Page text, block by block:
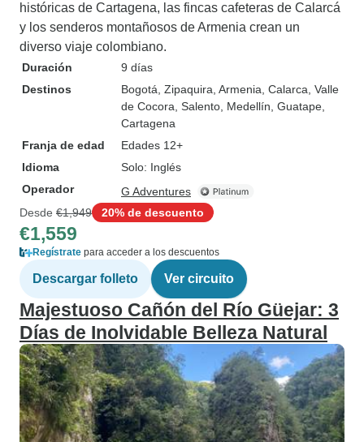
históricas de Cartagena, las fincas cafeteras de Calarcá
y los senderos montañosos de Armenia crean un
diverso viaje colombiano.
Duración
9 días
Destinos
Bogotá , Zipaquira , Armenia , Calarca , Valle
de Cocora , Salento , Medellín , Guatape
Cartagena
Franja de edad
Edades 12+
Idioma
Solo: Inglés
Operador
G Adventures
Desde €1,949 20% de descuento
€1,559
Regístrate para acceder a los descuentos
Descargar folleto Ver circuito
Majestuoso Cañón del Río Güejar: 3
Días de Inolvidable Belleza Natural